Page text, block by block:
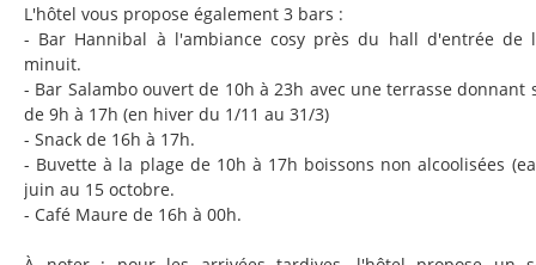
L'hôtel vous propose également 3 bars :
- Bar Hannibal à l'ambiance cosy près du hall d'entrée de
minuit.
- Bar Salambo ouvert de 10h à 23h avec une terrasse donnant
de 9h à 17h (en hiver du 1/11 au 31/3)
- Snack de 16h à 17h.
- Buvette à la plage de 10h à 17h boissons non alcoolisées
juin au 15 octobre.
- Café Maure de 16h à 00h.